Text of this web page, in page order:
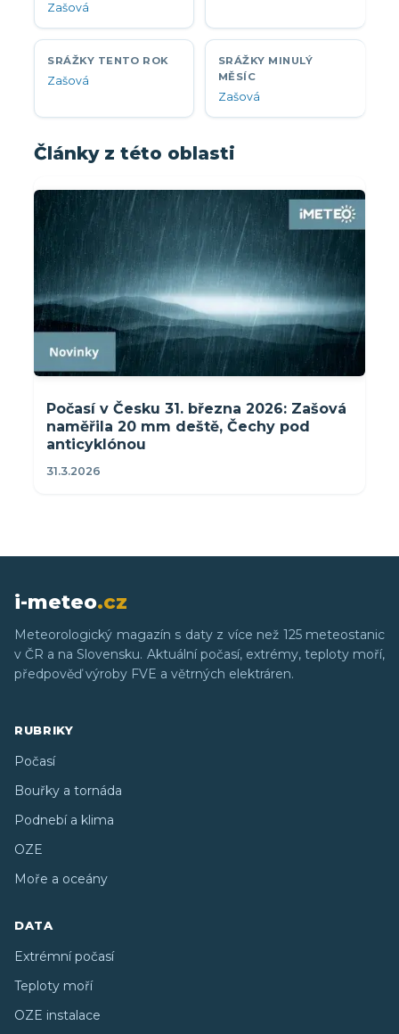
Zašová
SRÁŽKY TENTO ROK
Zašová
SRÁŽKY MINULÝ
MĚSÍC
Zašová
Články z této oblasti
Počasí v Česku 31. března 2026: Zašová
naměřila 20 mm deště, Čechy pod
anticyklónou
31.3.2026
i-meteo.cz
Meteorologický magazín s daty z více než 125 meteostanic
v ČR a na Slovensku. Aktuální počasí, extrémy, teploty moří,
předpověď výroby FVE a větrných elektráren.
RUBRIKY
Počasí
Bouřky a tornáda
Podnebí a klima
OZE
Moře a oceány
DATA
Extrémní počasí
Teploty moří
OZE instalace